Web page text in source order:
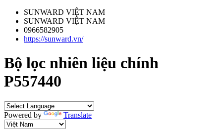
SUNWARD VIỆT NAM
SUNWARD VIỆT NAM
0966582905
https://sunward.vn/
Bộ lọc nhiên liệu chính
P557440
Powered by Translate